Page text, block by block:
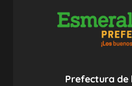
Prefectura de